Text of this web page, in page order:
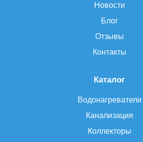
Каталог
Водонагреватели
Канализация
Коллекторы
Новости
Блог
Отзывы
Контакты